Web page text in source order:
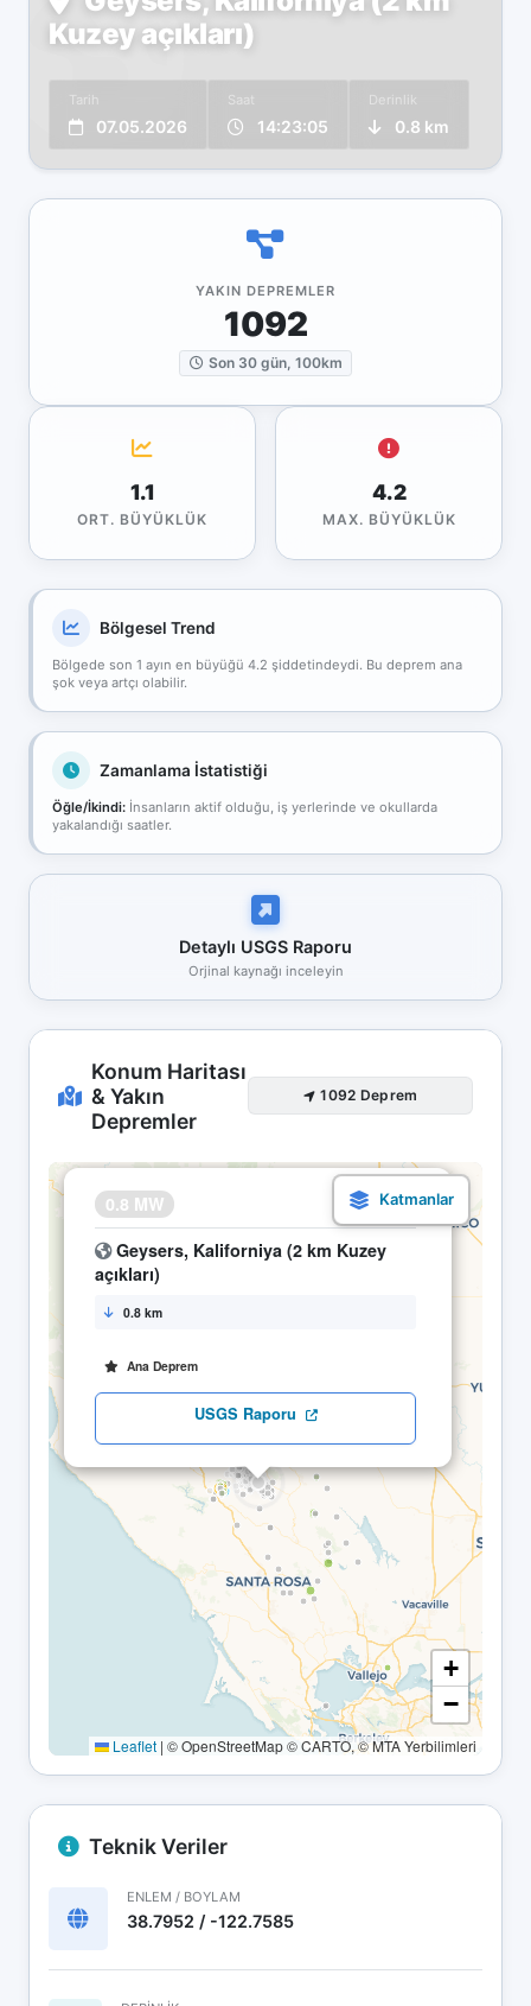
Kuzey açıkları)
Tarih
07.05.2026
Saat
14:23:05
Derinlik
0.8 km
YAKIN DEPREMLER
1092
Son 30 gün, 100km
1.1
ORT. BÜYÜKLÜK
4.2
MAX. BÜYÜKLÜK
Bölgesel Trend
Bölgede son 1 ayın en büyüğü 4.2 şiddetindeydi. Bu deprem ana
şok veya artçı olabilir.
Zamanlama İstatistiği
Öğle/İkindi: İnsanların aktif olduğu, iş yerlerinde ve okullarda
yakalandığı saatler.
Detaylı USGS Raporu
Orjinal kaynağı inceleyin
Konum Haritası
& Yakın
Depremler
1092 Deprem
0.8 MW 07.05 14:23
Geysers, Kaliforniya (2 km Kuzey
açıkları)
0.8 km
Ana Deprem
USGS Raporu
×
+
−
Leaflet | © OpenStreetMap © CARTO, © MTA Yerbilimleri
Teknik Veriler
ENLEM / BOYLAM
38.7952 / -122.7585